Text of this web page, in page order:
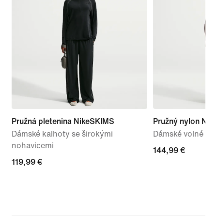
Pružná pletenina NikeSKIMS
Dámské kalhoty se širokými
nohavicemi
119,99 €
119,99 €
Pružný nylon
Dámské volné
144,99 €
144,99 €